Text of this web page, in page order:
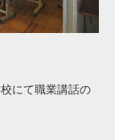
にて職業講話の